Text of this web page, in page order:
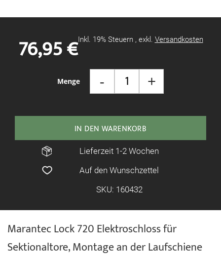
Marantec Lock 720 Elektroschloss für
Sektionaltore, Montage an der Laufschiene
Menge - +
76,95 €Inkl. 19% Steuern , exkl. Versandkosten
IN DEN WARENKORB
Lieferzeit 1-2 Wochen
Auf den Wunschzettel
SKU: 160432
springen